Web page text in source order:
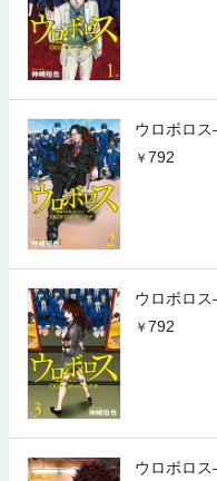
ウロボロ
792
ウロボロ
792
ウロボロ